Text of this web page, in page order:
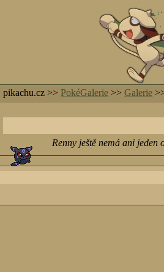
pikachu.cz >>PokéGalerie >>Galerie
Renny ještě nemá ani jeden